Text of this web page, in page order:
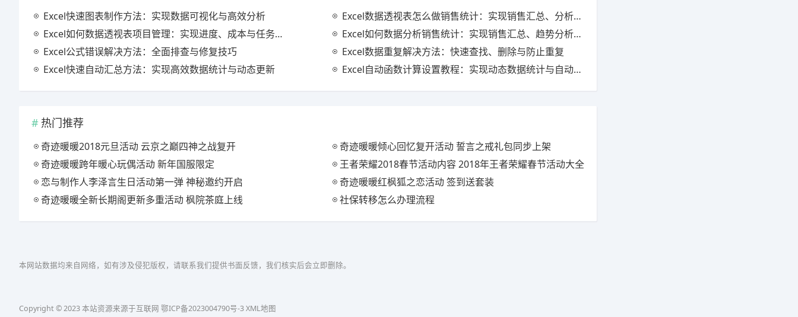
Excel快速图表制作方法：实现数据可视化与高效分析
Excel数据透视表怎么做销售统计：实现销售汇总、分析与动态监控
Excel如何数据透视表项目管理：实现进度、成本与任务的高效分析
Excel如何数据分析销售统计：实现销售汇总、趋势分析与业绩优化
Excel公式错误解决方法：全面排查与修复技巧
Excel数据重复解决方法：快速查找、删除与防止重复
Excel快速自动汇总方法：实现高效数据统计与动态更新
Excel自动函数计算设置教程：实现动态数据统计与自动更新
热门推荐
奇迹暖暖2018元旦活动 云京之巅四神之战复开
奇迹暖暖倾心回忆复开活动 誓言之戒礼包同步上架
奇迹暖暖跨年暖心玩偶活动 新年国服限定
王者荣耀2018春节活动内容 2018年王者荣耀春节活动大全
恋与制作人李泽言生日活动第一弹 神秘邀约开启
奇迹暖暖红枫狐之恋活动 签到送套装
奇迹暖暖全新长期阁更新多重活动 枫院茶庭上线
社保转移怎么办理流程
本网站数据均来自网络，如有涉及侵犯版权，请联系我们提供书面反馈，我们核实后会立即删除。
Copyright © 2023 本站资源来源于互联网 鄂ICP备2023004790号-3XML地图